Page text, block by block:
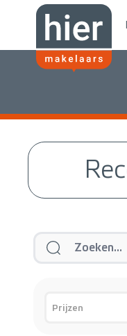
Prijzen